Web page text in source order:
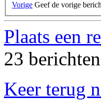
Vorige Geef de vorige
Plaats een
23
Keer terug